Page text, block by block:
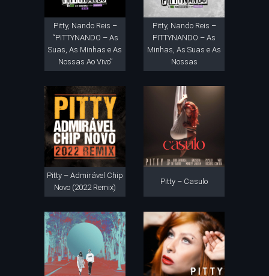
Pitty, Nando Reis –
“PITTYNANDO – As
Suas, As Minhas e As
Nossas Ao Vivo”
Pitty, Nando Reis –
PITTYNANDO – As
Minhas, As Suas e As
Nossas
Pitty – Admirável Chip
Novo (2022 Remix)
Pitty – Casulo